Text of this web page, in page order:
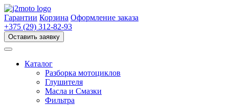
Перейти
к
содержимому
Гарантии Корзина Оформление заказа
+375 (29) 312-82-93
Оставить заявку
Каталог
Разборка мотоциклов
Глушителя
Масла и Смазки
Фильтра